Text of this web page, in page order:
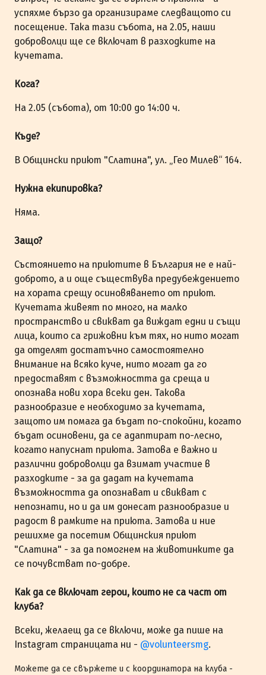
успяхме бързо да организираме следващото си
посещение. Така тази събота, на 2.05, наши
доброволци ще се включат в разходките на
кучетата.
Кога?
На 2.05 (събота), от 10:00 до 14:00 ч.
Къде?
В Общински приют "Слатина", ул. „Гео Милев“ 164.
Нужна екипировка?
Няма.
Защо?
Състоянието на приютите в България не е най-
доброто, а и още съществува предубеждението
на хората срещу осиновяването от приют.
Кучетата живеят по много, на малко
пространство и свикват да виждат едни и същи
лица, които са грижовни към тях, но нито могат
да отделят достатъчно самостоятелно
внимание на всяко куче, нито могат да го
предоставят с възможността да среща и
опознава нови хора всеки ден. Такова
разнообразие е необходимо за кучетата,
защото им помага да бъдат по-спокойни, когато
бъдат осиновени, да се адаптират по-лесно,
когато напуснат приюта. Затова е важно и
различни доброволци да взимат участие в
разходките - за да дадат на кучетата
възможността да опознават и свикват с
непознати, но и да им донесат разнообразие и
радост в рамките на приюта. Затова и ние
решихме да посетим Общинския приют
"Слатина" - за да помогнем на животинките да
се почувстват по-добре.
Как да се включат герои, които не са част от
клуба?
Всеки, желаещ да се включи, може да пише на
Instagram страницата ни - @volunteersmg.
Можете да се свържете и с координатора на клуба -